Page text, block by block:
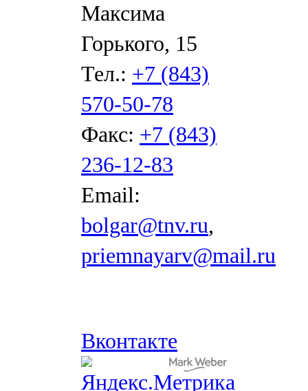
Максима
Горького, 15
Тел.: +7 (843)
570-50-78
Факс: +7 (843)
236-12-83
Email:
bolgar@tnv.ru,
priemnayarv@mail.ru
Вконтакте